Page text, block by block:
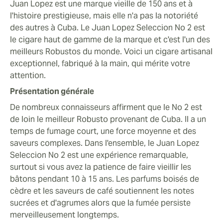
Juan Lopez est une marque vieille de 150 ans et à
l'histoire prestigieuse, mais elle n'a pas la notoriété
des autres à Cuba. Le Juan Lopez Seleccion No 2 est
le cigare haut de gamme de la marque et c'est l'un des
meilleurs Robustos du monde. Voici un cigare artisanal
exceptionnel, fabriqué à la main, qui mérite votre
attention.
Présentation générale
De nombreux connaisseurs affirment que le No 2 est
de loin le meilleur Robusto provenant de Cuba. Il a un
temps de fumage court, une force moyenne et des
saveurs complexes. Dans l'ensemble, le Juan Lopez
Seleccion No 2 est une expérience remarquable,
surtout si vous avez la patience de faire vieillir les
bâtons pendant 10 à 15 ans. Les parfums boisés de
cèdre et les saveurs de café soutiennent les notes
sucrées et d'agrumes alors que la fumée persiste
merveilleusement longtemps.